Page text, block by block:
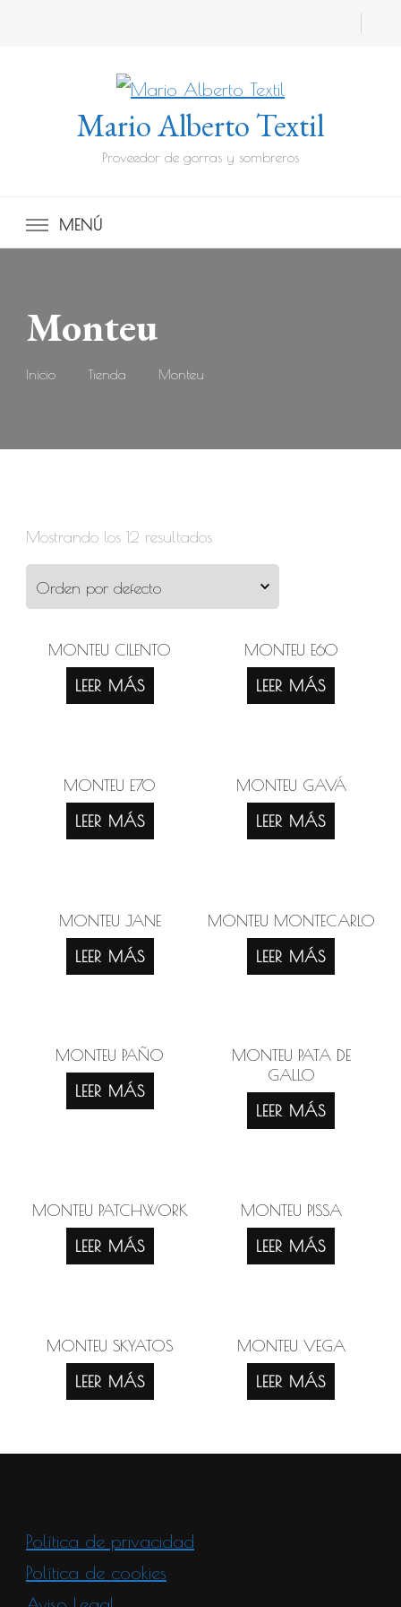
Mario Alberto Textil
Proveedor de gorras y sombreros
MENÚ
Monteu
Inicio Tienda Monteu
Mostrando los 12 resultados
MONTEU CILENTO
LEER MÁS
MONTEU E60
LEER MÁS
MONTEU E70
LEER MÁS
MONTEU GAVÁ
LEER MÁS
MONTEU JANE
LEER MÁS
MONTEU MONTECARLO
LEER MÁS
MONTEU PAÑO
LEER MÁS
MONTEU PATA DE
GALLO
LEER MÁS
MONTEU PATCHWORK
LEER MÁS
MONTEU PISSA
LEER MÁS
MONTEU SKYATOS
LEER MÁS
MONTEU VEGA
LEER MÁS
Política de privacidad
Política de cookies